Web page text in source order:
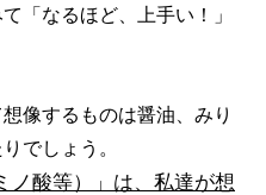
「なるほど、上手い！」
像するものは醤油、みり
でしょう。
ノ酸等）」は、私達が想